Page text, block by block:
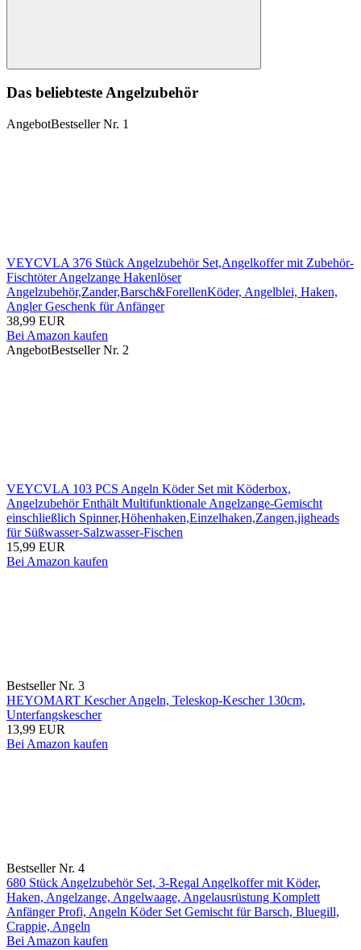
Suchen
Das beliebteste Angelzubehör
AngebotBestseller Nr. 1
VEYCVLA 376 Stück Angelzubehör Set,Angelkoffer mit Zubehör-
Fischtöter Angelzange Hakenlöser
Angelzubehör,Zander,Barsch&ForellenKöder, Angelblei, Haken,
Angler Geschenk für Anfänger
38,99 EUR
Bei Amazon kaufen
AngebotBestseller Nr. 2
VEYCVLA 103 PCS Angeln Köder Set mit Köderbox,
Angelzubehör Enthält Multifunktionale Angelzange-Gemischt
einschließlich Spinner,Höhenhaken,Einzelhaken,Zangen,jigheads
für Süßwasser-Salzwasser-Fischen
15,99 EUR
Bei Amazon kaufen
Bestseller Nr. 3
HEYOMART Kescher Angeln, Teleskop-Kescher 130cm,
Unterfangskescher
13,99 EUR
Bei Amazon kaufen
Bestseller Nr. 4
680 Stück Angelzubehör Set, 3-Regal Angelkoffer mit Köder,
Haken, Angelzange, Angelwaage, Angelausrüstung Komplett
Anfänger Profi, Angeln Köder Set Gemischt für Barsch, Bluegill,
Crappie, Angeln
Bei Amazon kaufen